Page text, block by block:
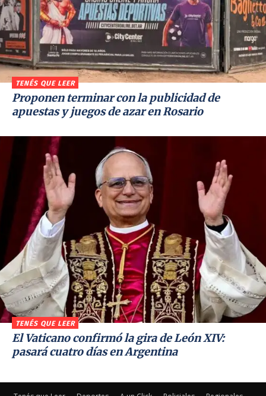
TENÉS QUE LEER
Proponen terminar con la publicidad de
apuestas y juegos de azar en Rosario
TENÉS QUE LEER
El Vaticano confirmó la gira de León XIV:
pasará cuatro días en Argentina